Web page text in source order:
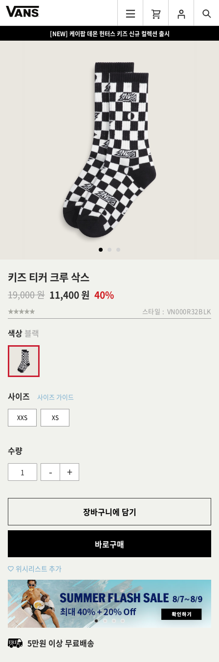
[NEW] 케이팝 데몬 헌터스 키즈 신규 컬렉션 출시
키즈 티커 크루 삭스
19,000 원 11,400 원 40%
스타일 : VN000R32BLK
색상 블랙
사이즈 사이즈 가이드
XXS XS
수량
- +
장바구니에 담기
바로구매
위시리스트 추가
5만원 이상 무료배송